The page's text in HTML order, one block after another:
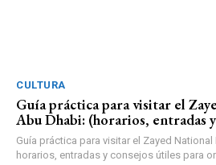
CULTURA
Guía práctica para visitar el
Abu Dhabi: (horarios, entradas
Guía práctica para visitar el Zayed
horarios, entradas y consejos útiles para